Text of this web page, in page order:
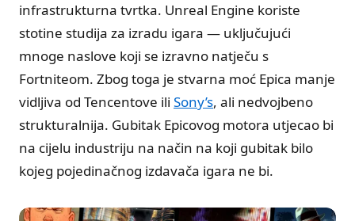
infrastrukturna tvrtka. Unreal Engine koriste
stotine studija za izradu igara — uključujući
mnoge naslove koji se izravno natječu s
Fortniteom. Zbog toga je stvarna moć Epica manje
vidljiva od Tencentove ili Sony’s, ali nedvojbeno
strukturalnija. Gubitak Epicovog motora utjecao bi
na cijelu industriju na način na koji gubitak bilo
kojeg pojedinačnog izdavača igara ne bi.